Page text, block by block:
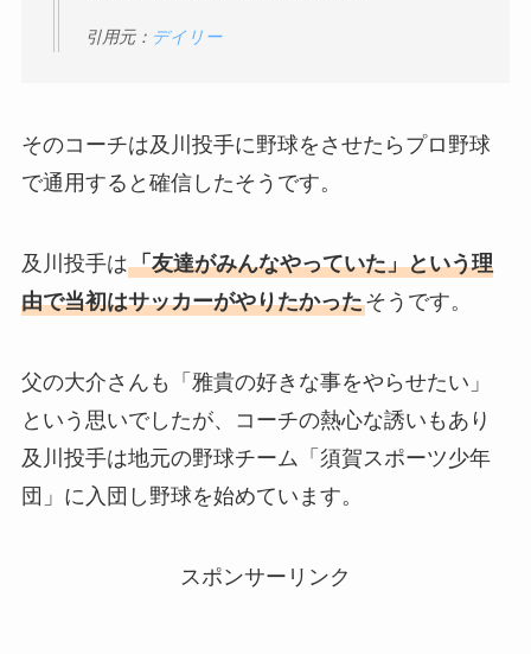
引用元： デイリー
そのコーチは及川投手に野球をさせたらプロ野球
で通用すると確信したそうです。
及川投手は「友達がみんなやっていた」という理
由で当初はサッカーがやりたかったそうです。
父の大介さんも「雅貴の好きな事をやらせたい」
という思いでしたが、コーチの熱心な誘いもあり
及川投手は地元の野球チーム「須賀スポーツ少年
団」に入団し野球を始めています。
スポンサーリンク